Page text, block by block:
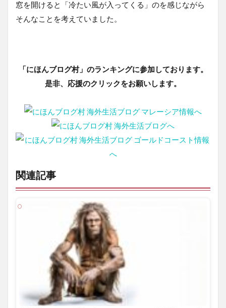
窓を開けると「冷たい風が入ってくる」のを感じながら
そんなことを考えていました。
「にほんブログ村」のランキングに参加しております。
是非、応援のクリックをお願いします。
関連記事